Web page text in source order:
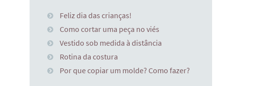
Feliz dia das crianças!
Como cortar uma peça no viés
Vestido sob medida à distância
Rotina da costura
Por que copiar um molde? Como fazer?